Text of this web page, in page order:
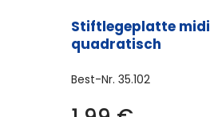
Stiftlegeplatte midi
quadratisch
Best-Nr. 35.102